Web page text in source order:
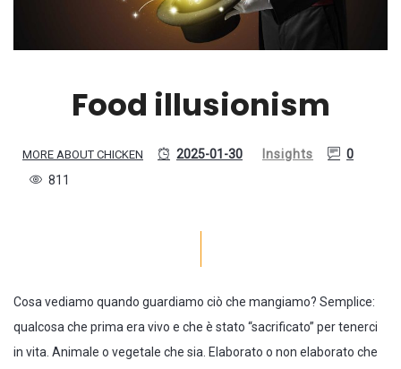
Food illusionism
MORE ABOUT CHICKEN 2025-01-30 Insights
0
811
Cosa vediamo quando guardiamo ciò che mangiamo? Semplice:
qualcosa che prima era vivo e che è stato “sacrificato” per tenerci
in vita. Animale o vegetale che sia. Elaborato o non elaborato che